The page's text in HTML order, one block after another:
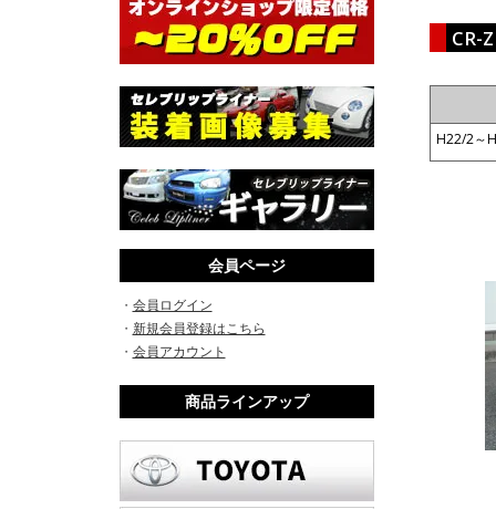
会員ページ
・ 会員ログイン
・ 新規会員登録はこちら
・ 会員アカウント
商品ラインアップ
CR-
H22/2～